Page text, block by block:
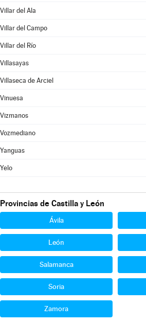
Villar del Ala
Villar del Campo
Villar del Río
Villasayas
Villaseca de Arciel
Vinuesa
Vizmanos
Vozmediano
Yanguas
Yelo
Provincias de Castilla y León
Ávila
León
Salamanca
Soria
Zamora